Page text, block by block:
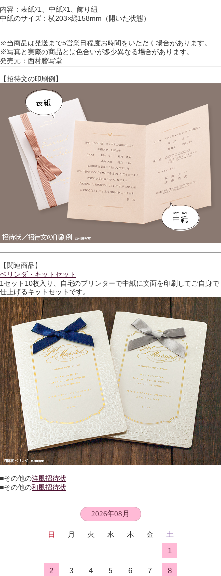
内容：表紙☓1、中紙☓1、飾り紐
中紙のサイズ：横203×縦158mm（開いた状態）
※当商品は発送まで5営業日程度お時間をいただく場合があります。
※写真と実際の商品とは色合いが多少異なる場合があります。
発売元：西村謄写堂
【招待文の印刷例】
【関連商品】
ベリンダ・キットセット
1セット10枚入り、自宅のプリンターで中紙に文面を印刷してご自身で
仕上げるキットセットです。
■その他の洋風招待状
■その他の和風招待状
2026年08月
日 月 火 水 木 金
土
1
2 3 4 5 6 7 8